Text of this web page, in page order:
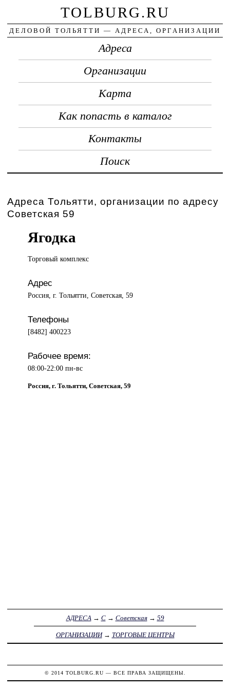
TOLBURG.RU
ДЕЛОВОЙ ТОЛЬЯТТИ — АДРЕСА, ОРГАНИЗАЦИИ
Адреса
Организации
Карта
Как попасть в каталог
Контакты
Поиск
Адреса Тольятти, организации по адресу
Советская 59
Ягодка
Торговый комплекс
Адрес
Россия, г. Тольятти, Советская, 59
Телефоны
[8482] 400223
Рабочее время:
08:00-22:00 пн-вс
Россия, г. Тольятти, Советская, 59
АДРЕСА → С→ Советская→ 59
ОРГАНИЗАЦИИ→ ТОРГОВЫЕ ЦЕНТРЫ
© 2014 TOLBURG.RU — ВСЕ ПРАВА ЗАЩИЩЕНЫ.